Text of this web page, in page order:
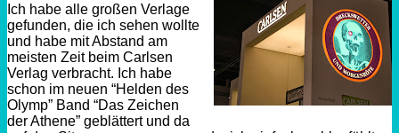
Ich habe alle großen Verlage
gefunden, die ich sehen wollte
und habe mit Abstand am
meisten Zeit beim Carlsen
Verlag verbracht. Ich habe
schon im neuen “Helden des
Olymp” Band “Das Zeichen
der Athene” geblättert und da